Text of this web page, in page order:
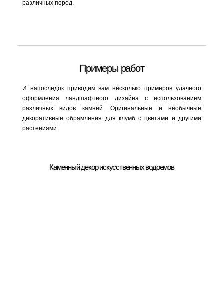
различных пород.
Примеры работ
И напоследок приводим вам несколько примеров удачного
оформления ландшафтного дизайна с использованием
различных видов камней.Оригинальные и необычные
декоративные обрамления для клумб с цветами и другими
растениями.
Каменный декор искусственных водоемов